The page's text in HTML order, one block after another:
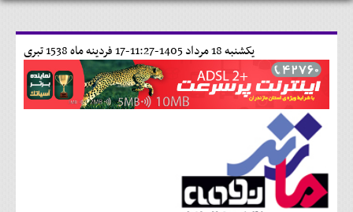
17 فردينه ماه 1538 تبری يکشنبه 18 مرداد 1405-11:27-